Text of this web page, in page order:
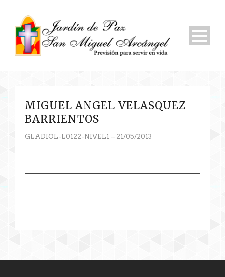
MIGUEL ANGEL VELASQUEZ
BARRIENTOS
GLADIOL-L0122-NIVEL1 – 21/05/2013